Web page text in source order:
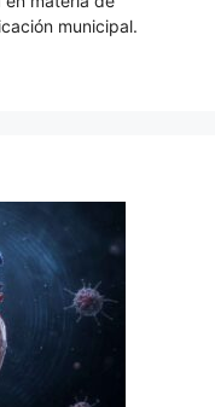
municipal.